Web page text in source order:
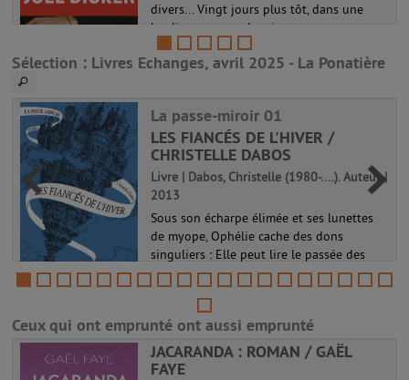
divers... Vingt jours plus tôt, dans une
banlieue cossue des rives ...
Sélection : Livres Echanges, avril 2025 - La Ponatière
La passe-miroir 01
LES FIANCÉS DE L'HIVER /
CHRISTELLE DABOS
Livre | Dabos, Christelle (1980-....). Auteur |
2013
Sous son écharpe élimée et ses lunettes
de myope, Ophélie cache des dons
singuliers : Elle peut lire le passée des
objets et traverser les miroirs. Elle vit
paisiblement sur l'arche d'Anima quand on
la fiance à Thorn, du puissant ...
La passe-miroir 01
Ceux qui ont emprunté ont aussi emprunté
JACARANDA : ROMAN / GAËL
FAYE